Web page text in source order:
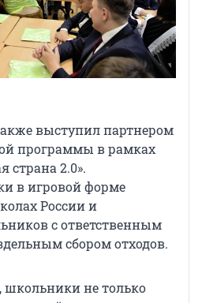
выступил партнером
программы в рамках
страна 2.0».
в игровой форме
России и
с ответственным
сбором отходов.
не только